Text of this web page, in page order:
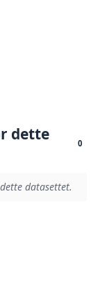
dette
0
datasettet.